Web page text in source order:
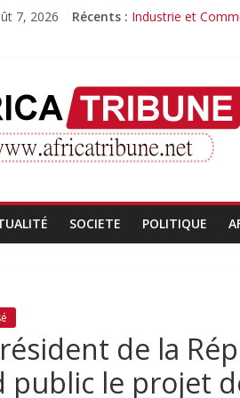
7, 2026 Récents : Industrie et
Djiba Diakité
Le parcours
SOCIETE POLITIQUE
de la
public le projet